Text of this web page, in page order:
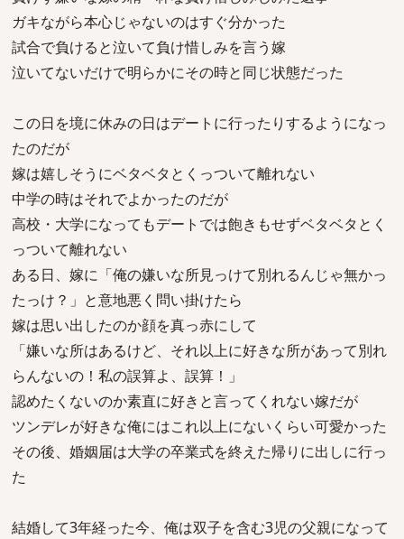
ガキながら本心じゃないのはすぐ分かった
試合で負けると泣いて負け惜しみを言う嫁
泣いてないだけで明らかにその時と同じ状態だった
この日を境に休みの日はデートに行ったりするようになっ
たのだが
嫁は嬉しそうにベタベタとくっついて離れない
中学の時はそれでよかったのだが
高校・大学になってもデートでは飽きもせずベタベタとく
っついて離れない
ある日、嫁に「俺の嫌いな所見っけて別れるんじゃ無かっ
たっけ？」と意地悪く問い掛けたら
嫁は思い出したのか顔を真っ赤にして
「嫌いな所はあるけど、それ以上に好きな所があって別れ
らんないの！私の誤算よ、誤算！」
認めたくないのか素直に好きと言ってくれない嫁だが
ツンデレが好きな俺にはこれ以上にないくらい可愛かった
その後、婚姻届は大学の卒業式を終えた帰りに出しに行っ
た
結婚して3年経った今、俺は双子を含む3児の父親になって